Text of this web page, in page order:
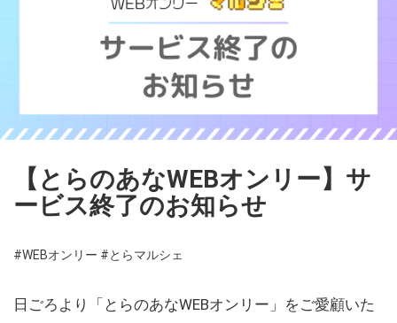
【とらのあなWEBオンリー】サ
ービス終了のお知らせ
#WEBオンリー #とらマルシェ
日ごろより「とらのあなWEBオンリー」をご愛顧いた